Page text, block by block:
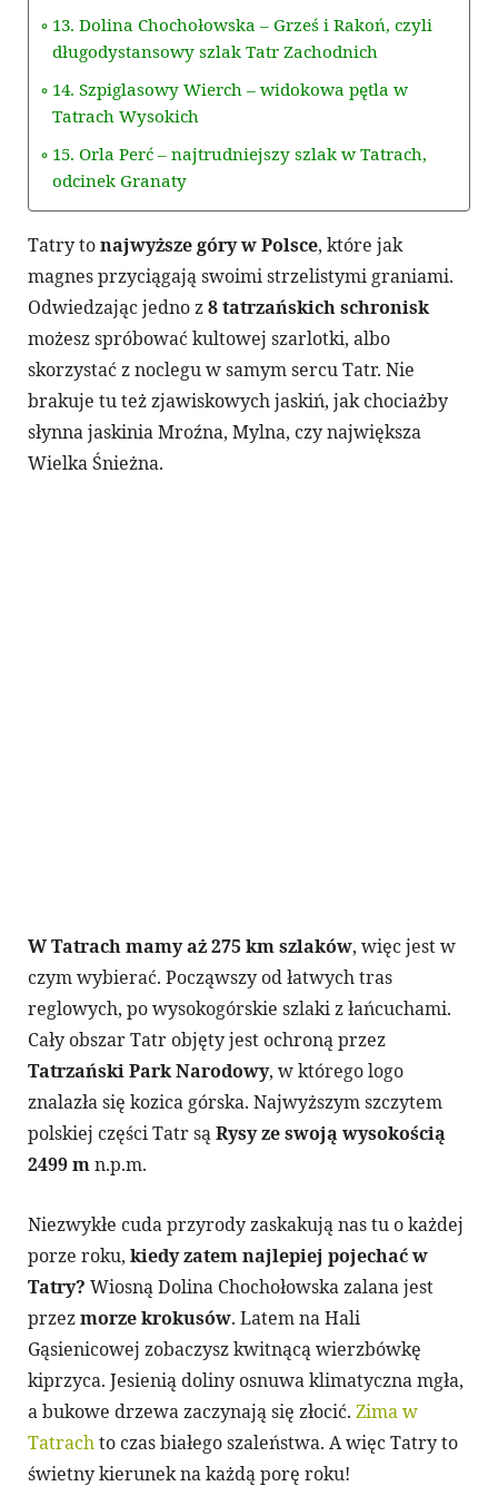
13. Dolina Chochołowska – Grześ i Rakoń, czyli
długodystansowy szlak Tatr Zachodnich
14. Szpiglasowy Wierch – widokowa pętla w
Tatrach Wysokich
15. Orla Perć – najtrudniejszy szlak w Tatrach,
odcinek Granaty
Tatry tonajwyższe góry w Polsce, które jak
magnes przyciągają swoimi strzelistymi graniami.
Odwiedzając jedno z8 tatrzańskich schronisk
możesz spróbować kultowej szarlotki, albo
skorzystać z noclegu w samym sercu Tatr. Nie
brakuje tu też zjawiskowych jaskiń, jak chociażby
słynna jaskinia Mroźna, Mylna, czy największa
Wielka Śnieżna.
W Tatrach mamy aż 275 km szlaków, więc jest w
czym wybierać. Począwszy od łatwych tras
reglowych, po wysokogórskie szlaki z łańcuchami.
Cały obszar Tatr objęty jest ochroną przez
Tatrzański Park Narodowy, w którego logo
znalazła się kozica górska. Najwyższym szczytem
polskiej części Tatr sąRysy ze swoją wysokością
2499 mn.p.m.
Niezwykłe cuda przyrody zaskakują nas tu o każdej
porze roku, kiedy zatem najlepiej pojechać w
Tatry? Wiosną Dolina Chochołowska zalana jest
przezmorze krokusów. Latem na Hali
Gąsienicowej zobaczysz kwitnącą wierzbówkę
kiprzyca. Jesienią doliny osnuwa klimatyczna mgła,
a bukowe drzewa zaczynają się złocić. Zima w
Tatrachto czas białego szaleństwa. A więc Tatry to
świetny kierunek na każdą porę roku!